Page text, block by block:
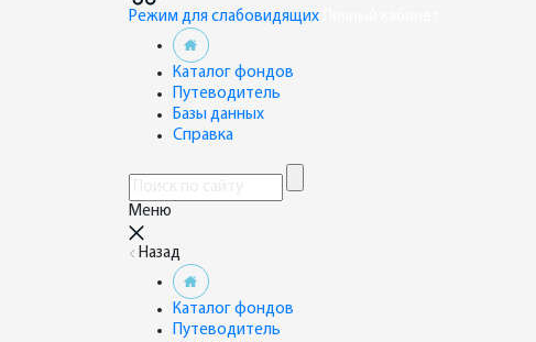
Режим для слабовидящих
Каталог фондов
Путеводитель
Базы данных
Справка
Меню
Назад
Каталог фондов
Путеводитель